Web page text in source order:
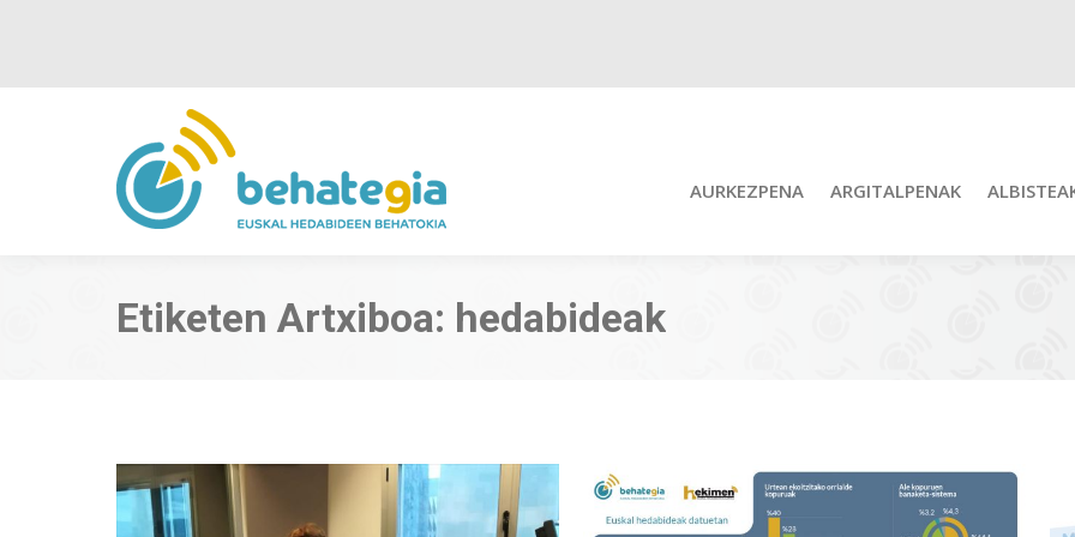
AURKEZPENA ARGITALPENAK
Etiketen Artxiboa: hedabideak